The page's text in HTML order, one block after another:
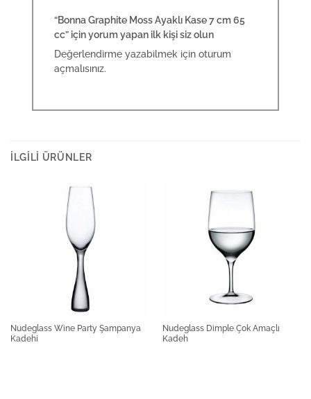
“Bonna Graphite Moss Ayaklı Kase 7 cm 65
cc” için yorum yapan ilk kişi siz olun
Değerlendirme yazabilmek içinoturum
açmalısınız.
İLGILI ÜRÜNLER
Nudeglass Wine Party Şampanya
Kadehi
Nudeglass Dimple Çok Amaçlı
Kadeh